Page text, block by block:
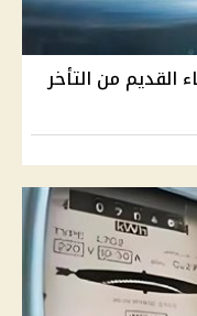
القديم من التأخر